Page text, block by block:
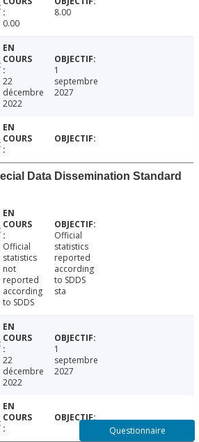
0.00
8.00
22
décembre
2022
1
septembre
2027
Data Dissemination Standard
Official
statistics
not
reported
according
to SDDS
Official
statistics
reported
according
to SDDS
sta
22
décembre
2022
1
septembre
2027
Questionnaire